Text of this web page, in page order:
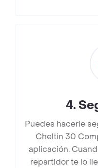
4.
Puedes hacerle
Cheltin 30
aplicación.
repartidor te lo